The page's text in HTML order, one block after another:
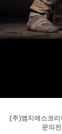
(주)엠지에스코
문의